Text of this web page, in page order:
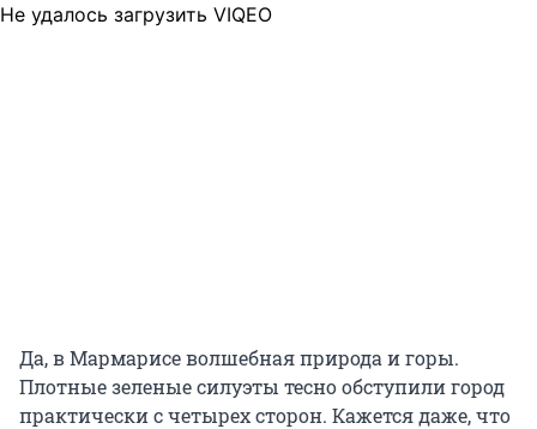
Не удалось загрузить VIQEO
Да, в Мармарисе волшебная природа и горы.
Плотные зеленые силуэты тесно обступили город
практически с четырех сторон. Кажется даже, что